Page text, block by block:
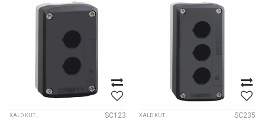
XALD KUTIJE ZA FI22 SIGNALIZACIJU SC123 XALD KUTIJE ZA FI22 SIGNALIZACIJU SC235